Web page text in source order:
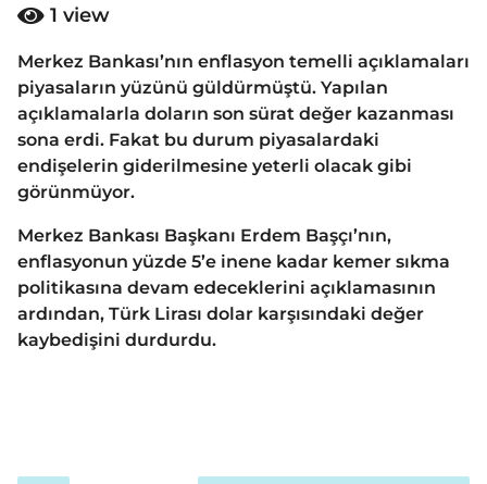
4
ı
l
a
g
o
a
g
o
1 view
Merkez Bankası’nın enflasyon temelli açıklamaları
piyasaların yüzünü güldürmüştü. Yapılan
açıklamalarla doların son sürat değer kazanması
sona erdi. Fakat bu durum piyasalardaki
endişelerin giderilmesine yeterli olacak gibi
görünmüyor.
Merkez Bankası Başkanı Erdem Başçı’nın,
enflasyonun yüzde 5’e inene kadar kemer sıkma
politikasına devam edeceklerini açıklamasının
ardından, Türk Lirası dolar karşısındaki değer
kaybedişini durdurdu.